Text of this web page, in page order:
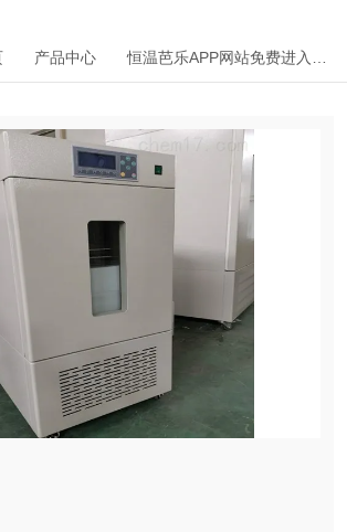
产品中心 恒温芭乐APP网站免费进入2023